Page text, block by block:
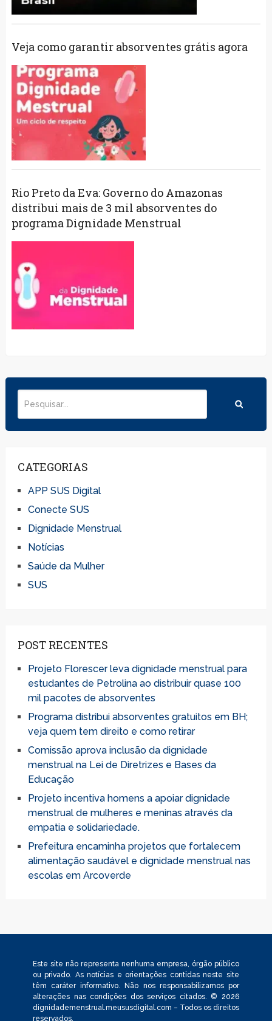
Veja como garantir absorventes grátis agora
Rio Preto da Eva: Governo do Amazonas
distribui mais de 3 mil absorventes do
programa Dignidade Menstrual
CATEGORIAS
APP SUS Digital
Conecte SUS
Dignidade Menstrual
Notícias
Saúde da Mulher
SUS
POST RECENTES
Projeto Florescer leva dignidade menstrual para
estudantes de Petrolina ao distribuir quase 100
mil pacotes de absorventes
Programa distribui absorventes gratuitos em BH;
veja quem tem direito e como retirar
Comissão aprova inclusão da dignidade
menstrual na Lei de Diretrizes e Bases da
Educação
Projeto incentiva homens a apoiar dignidade
menstrual de mulheres e meninas através da
empatia e solidariedade.
Prefeitura encaminha projetos que fortalecem
alimentação saudável e dignidade menstrual nas
escolas em Arcoverde
Este site não representa nenhuma empresa, órgão público
ou privado. As notícias e orientações contidas neste site
têm caráter informativo. Não nos responsabilizamos por
alterações nas condições dos serviços citados. © 2026
dignidademenstrual.meususdigital.com – Todos os direitos
reservados.